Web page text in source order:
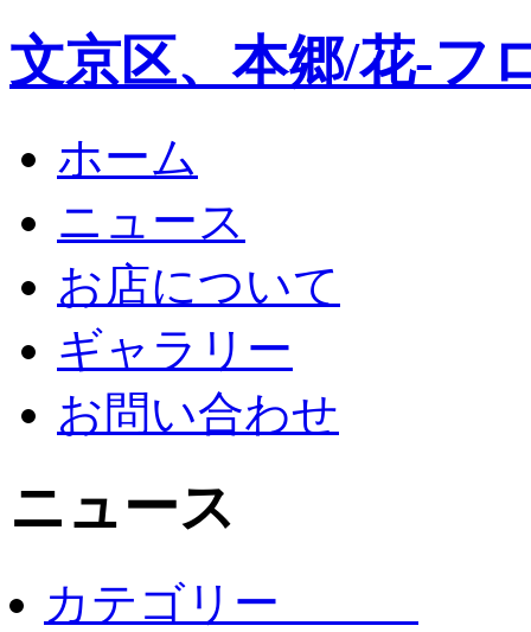
文京区、本郷/花-フ
ホーム
ニュース
お店について
ギャラリー
お問い合わせ
ニュース
カテゴリー